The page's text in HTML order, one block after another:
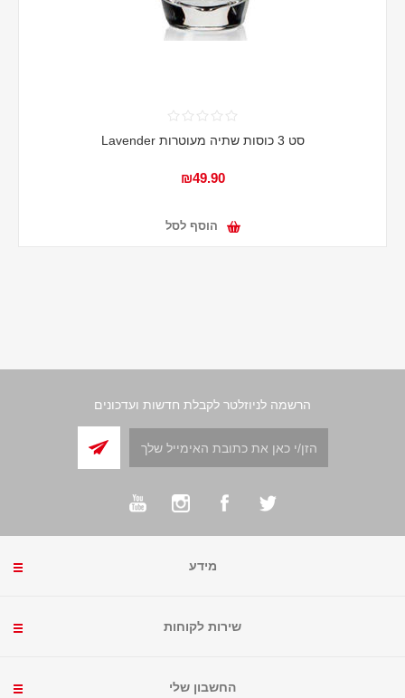
סט 3 כוסות שתיה מעוטרות Lavender
₪49.90
הוסף לסל
הרשמה לניוזלטר לקבלת חדשות ועדכונים
מידע
שירות לקוחות
החשבון שלי